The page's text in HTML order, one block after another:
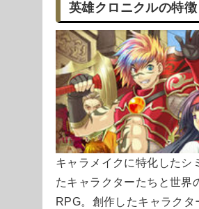
英雄クロニクルの特徴
キャラメイクに特化したシ
たキャラクターたちと世界
RPG。創作したキャラク